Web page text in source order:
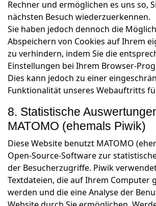
Rechner und ermöglichen es uns so,
nächsten Besuch wiederzuerkennen.
Sie haben jedoch dennoch die
Abspeichern von Cookies auf Ihrem
zu verhindern, indem Sie die
Einstellungen bei Ihrem Browser-
Dies kann jedoch zu einer
Funktionalität unseres Webauftritts
8. Statistische
MATOMO (ehemals Piwik)
Diese Website benutzt MATOMO
Open-Source-Software zur
der Besucherzugriffe. Piwik verwendet
Textdateien, die auf Ihrem Computer
werden und die eine Analyse der